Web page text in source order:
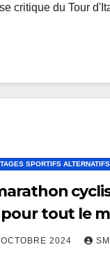
critique du Tour
SPORTIFS ALTERNATIFS
pour tout le
2024